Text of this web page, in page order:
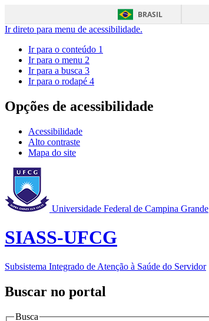
BRASIL
Ir direto para menu de acessibilidade.
Ir para o conteúdo 1
Ir para o menu 2
Ir para a busca 3
Ir para o rodapé 4
Opções de acessibilidade
Acessibilidade
Alto contraste
Mapa do site
Universidade Federal de Campina Grande
SIASS-UFCG
Subsistema Integrado de Atenção à Saúde do Servidor
Buscar no portal
Busca